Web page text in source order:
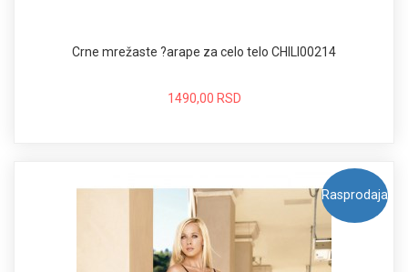
Crne mrežaste ?arape za celo telo CHILI00214
1490,00 RSD
Rasprodaja